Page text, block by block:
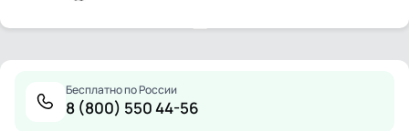
Бесплатно по России
8 (800) 550 44-56